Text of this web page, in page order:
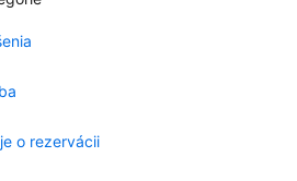
o rezervácii